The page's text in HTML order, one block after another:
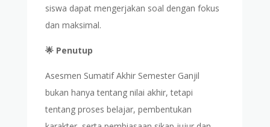
siswa dapat mengerjakan soal dengan fokus
dan maksimal.
🌟 Penutup
Asesmen Sumatif Akhir Semester Ganjil
bukan hanya tentang nilai akhir, tetapi
tentang proses belajar, pembentukan